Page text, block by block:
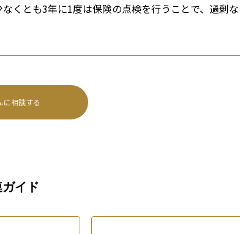
くとも3年に1度は保険の点検を行うことで、過剰な
に相談する
ガイド